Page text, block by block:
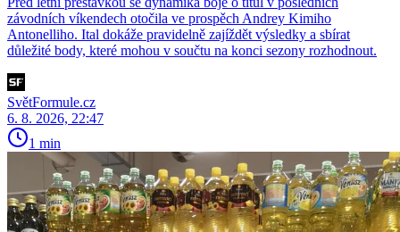
závodních víkendech otočila ve prospěch Andrey Kimiho
Antonelliho. Ital dokáže pravidelně zajíždět výsledky a sbírat
důležité body, které mohou v součtu na konci sezony rozhodnout.
SvětFormule.cz
6. 8. 2026, 22:47
1 min